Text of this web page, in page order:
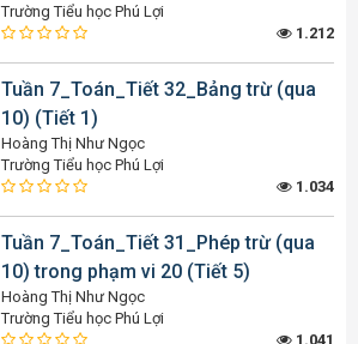
Trường Tiểu học Phú Lợi
1.212
Tuần 7_Toán_Tiết 32_Bảng trừ (qua
10) (Tiết 1)
Hoàng Thị Như Ngọc
Trường Tiểu học Phú Lợi
1.034
Tuần 7_Toán_Tiết 31_Phép trừ (qua
10) trong phạm vi 20 (Tiết 5)
Hoàng Thị Như Ngọc
Trường Tiểu học Phú Lợi
1.041